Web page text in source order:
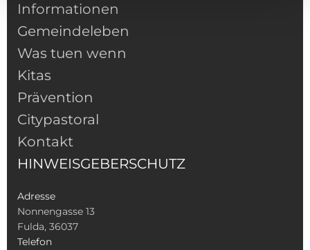
Informationen
Gemeindeleben
Was tuen wenn
Kitas
Prävention
Citypastoral
Kontakt
HINWEISGEBERSCHUTZ
Adresse
Nonnengasse 13
Fulda, 36037
Telefon